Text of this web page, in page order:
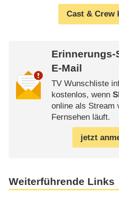
Cast & Crew
Erinnerungs-
E-Mail
TV Wunschliste
kostenlos, wenn
online als Stream
Fernsehen läuft.
jetzt
Weiterführende Links